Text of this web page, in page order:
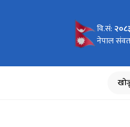
वि.सं:
नेपाल